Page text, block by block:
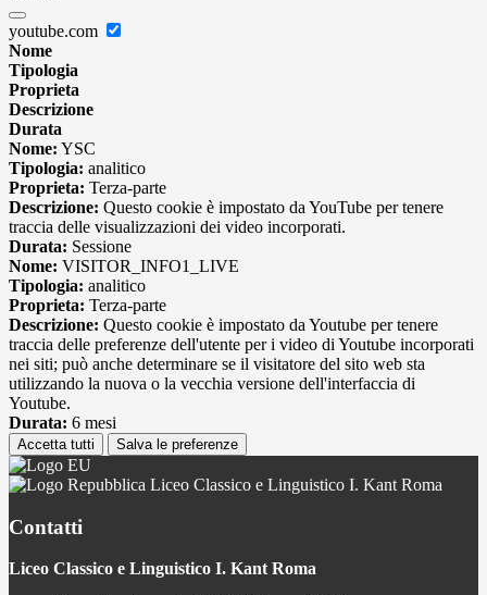
youtube.com
Nome
Tipologia
Proprieta
Descrizione
Durata
Nome: YSC
Tipologia: analitico
Proprieta: Terza-parte
Descrizione: Questo cookie è impostato da YouTube per tenere
traccia delle visualizzazioni dei video incorporati.
Durata: Sessione
Nome: VISITOR_INFO1_LIVE
Tipologia: analitico
Proprieta: Terza-parte
Descrizione: Questo cookie è impostato da Youtube per tenere
traccia delle preferenze dell'utente per i video di Youtube incorporati
nei siti; può anche determinare se il visitatore del sito web sta
utilizzando la nuova o la vecchia versione dell'interfaccia di
Youtube.
Durata: 6 mesi
Accetta tutti Salva le preferenze
Liceo Classico e Linguistico I. Kant Roma
Contatti
Liceo Classico e Linguistico I. Kant Roma